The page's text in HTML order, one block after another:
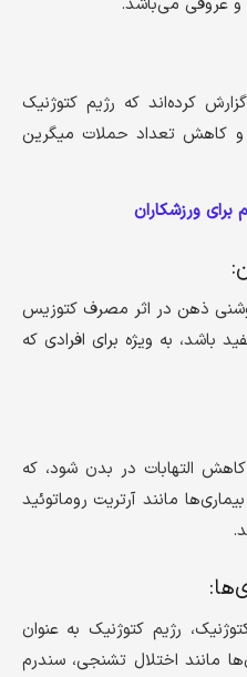
و عروقی می‌باشد.
کرده‌اند که رژیم کتوژنیک
و کاهش تعداد حملات میگرین
برای ورزشکاران
روشنی ذهن در اثر مصرف کتوزیس
باشد، به ویژه برای افرادی که
التهابات در بدن شود، که
مانند آرتریت روماتوئید
رژیم کتوژنیک به عنوان
مانند اختلال تشنجی، سندرم